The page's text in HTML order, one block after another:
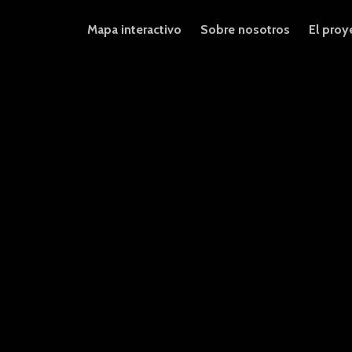
Mapa interactivo Sobre nosotros El